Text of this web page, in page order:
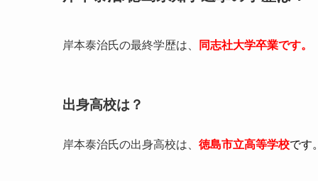
岸本泰治氏の最終学歴は、 同志社大学卒業です。
出身高校は？
岸本泰治氏の出身高校は、 徳島市立高等学校 です。